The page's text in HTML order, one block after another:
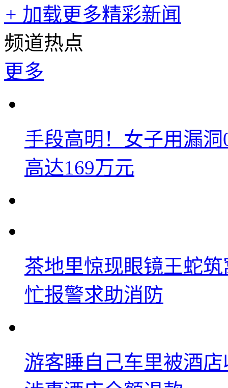
+ 加载更多精彩新闻
频道热点
更多
手段高明！女子用漏
高达169万元
茶地里惊现眼镜王蛇
忙报警求助消防
游客睡自己车里被酒